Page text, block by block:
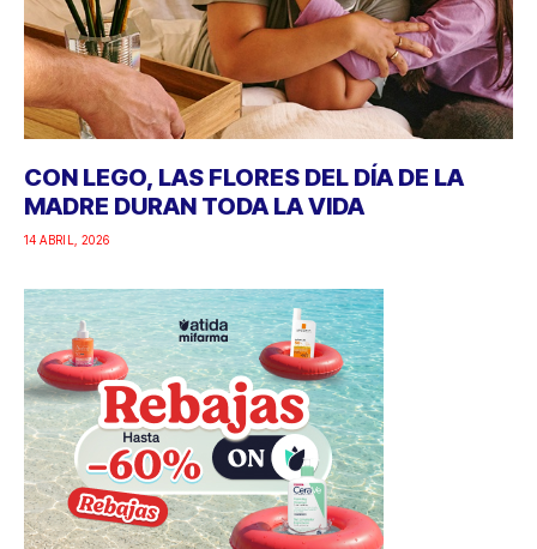
CON LEGO, LAS FLORES DEL DÍA DE LA
MADRE DURAN TODA LA VIDA
14 ABRIL, 2026